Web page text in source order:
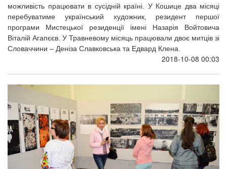
можливість працювати в сусідній країні. У Кошице два місяці
перебуватиме український художник, резидент першої
програми Мистецької резиденції імені Назарія Войтовича
Віталій Агапєєв. У Травневому місяць працювали двоє митців зі
Словаччини – Деніза Славковська та Едвард Клена.
2018-10-08 00:03